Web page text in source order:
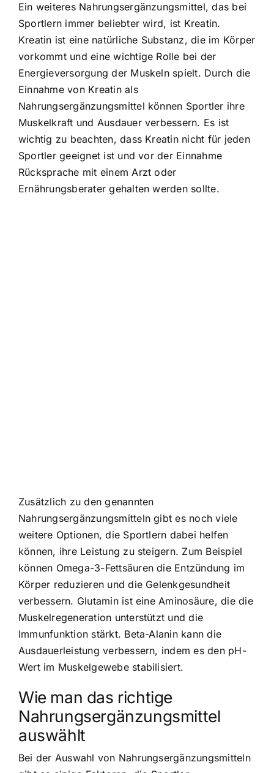
Ein weiteres Nahrungsergänzungsmittel, das bei
Sportlern immer beliebter wird, ist Kreatin.
Kreatin ist eine natürliche Substanz, die im Körper
vorkommt und eine wichtige Rolle bei der
Energieversorgung der Muskeln spielt. Durch die
Einnahme von Kreatin als
Nahrungsergänzungsmittel können Sportler ihre
Muskelkraft und Ausdauer verbessern. Es ist
wichtig zu beachten, dass Kreatin nicht für jeden
Sportler geeignet ist und vor der Einnahme
Rücksprache mit einem Arzt oder
Ernährungsberater gehalten werden sollte.
Zusätzlich zu den genannten
Nahrungsergänzungsmitteln gibt es noch viele
weitere Optionen, die Sportlern dabei helfen
können, ihre Leistung zu steigern. Zum Beispiel
können Omega-3-Fettsäuren die Entzündung im
Körper reduzieren und die Gelenkgesundheit
verbessern. Glutamin ist eine Aminosäure, die die
Muskelregeneration unterstützt und die
Immunfunktion stärkt. Beta-Alanin kann die
Ausdauerleistung verbessern, indem es den pH-
Wert im Muskelgewebe stabilisiert.
Wie man das richtige
Nahrungsergänzungsmittel
auswählt
Bei der Auswahl von Nahrungsergänzungsmitteln